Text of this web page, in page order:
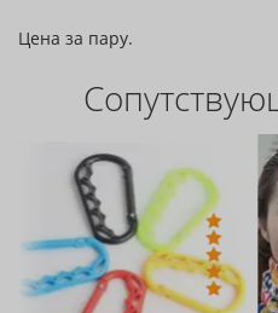
Цена за пару.
-Цена: 150 руб.